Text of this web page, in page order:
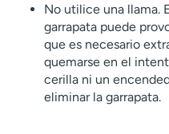
No utilice una llama.
garrapata puede
que es necesario
quemarse en el
cerilla ni un
eliminar la garrapata.